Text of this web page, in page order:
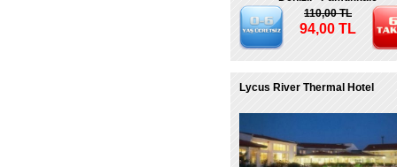
110,00 TL
94,00 TL
Lycus River Thermal Hotel